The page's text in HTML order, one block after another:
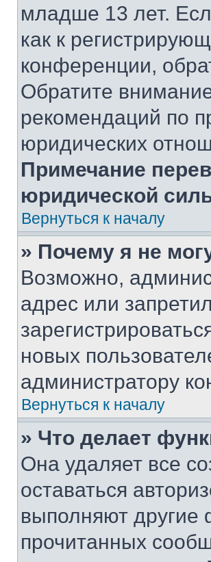
младше 13 лет.
как к
конференции,
Обратите
рекомендаций по
юридических
Примечание
юридической
Вернуться к началу
» Почему я не
Возможно,
адрес или
новых
администратору
Вернуться к началу
» Что делает
Она удаляет все
оставаться
выполняют другие
прочитанных